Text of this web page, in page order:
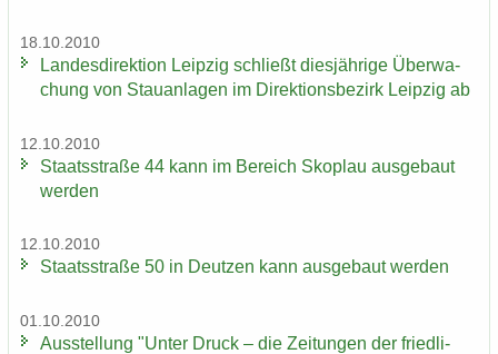
18.10.2010
Lan­des­di­rek­ti­on Leip­zig schließt dies­jäh­ri­ge Über­wa­
chung von Stau­an­la­gen im Di­rek­ti­ons­be­zirk Leip­zig ab
12.10.2010
Staats­stra­ße 44 kann im Be­reich Sko­plau aus­ge­baut
wer­den
12.10.2010
Staats­stra­ße 50 in Deut­zen kann aus­ge­baut wer­den
01.10.2010
Aus­stel­lung "Unter Druck – die Zei­tun­gen der fried­li­